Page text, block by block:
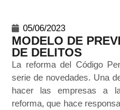
05/06/2023
MODELO DE
DE DELITOS
La reforma del Código
serie de novedades. Una
hacer las empresas a
reforma, que hace